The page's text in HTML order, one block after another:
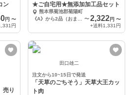
ン
円 〜
円
★ご自宅用★無添加加工品セット
熊本県菊池郡菊陽町
〜2,322円 〜
+送料1,331円
売り
田口雄二
注文から10~15日で発送
「天草のごちそう」天草大王カッ
ト肉